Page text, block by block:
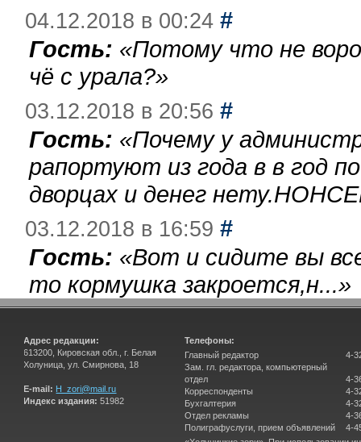
04.12.2018 в 00:24 #
Гость: «Потому что не
чё с урала?»
03.12.2018 в 20:56 #
Гость: «Почему у
рапортуют из года в в год
дворцах и денег
03.12.2018 в 16:59 #
Гость: «Вот и сидите вы
то кормушка закроется,н...»
Адрес редакции:
613200, Кировская обл., г. Белая
Холуница, ул. Смирнова, 18
E-mail: H_zori@mail.ru
Индекс издания: 51982
Телефоны:
Главный редактор
Зам. гл. редактора, компьютерный
отдел
Корреспонденты
Бухгалтерия
Отдел рекламы
Полиграфуслуги, прием объявлений
4-
4-
4-
4-
4-
4-